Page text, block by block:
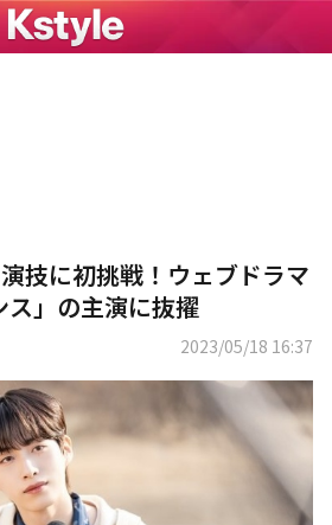
技に初挑戦！ウェブドラマ
ス」の主演に抜擢
2023/05/18 16:37